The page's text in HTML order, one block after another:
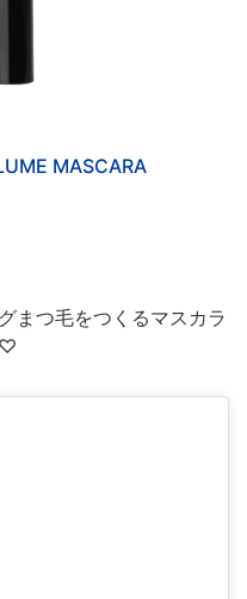
MASCARA
まつ毛をつくるマスカラ
♡